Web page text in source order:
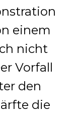
einem
nicht
Vorfall
den
die